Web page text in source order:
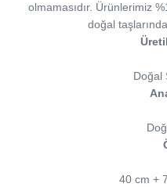
olmamasıdır. Ürünlerimiz
doğal
Doğal
40 cm +